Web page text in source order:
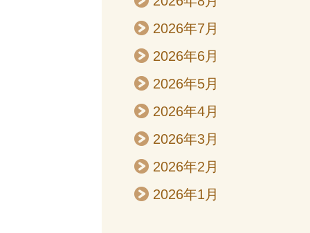
2026年7月
2026年6月
2026年5月
2026年4月
2026年3月
2026年2月
2026年1月